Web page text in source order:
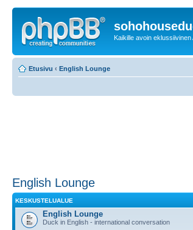
Kaikille avoin
Etusivu ‹ English Lounge
English Lounge
KESKUSTELUALUE
English Lounge
Duck in English - international conversation